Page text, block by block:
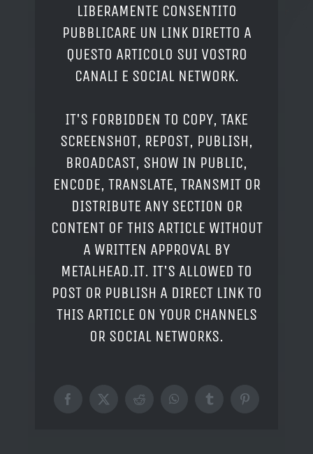
LIBERAMENTE CONSENTITO
PUBBLICARE UN LINK DIRETTO A
QUESTO ARTICOLO SUI VOSTRO
CANALI E SOCIAL NETWORK.
IT'S FORBIDDEN TO COPY, TAKE
SCREENSHOT, REPOST, PUBLISH,
BROADCAST, SHOW IN PUBLIC,
ENCODE, TRANSLATE, TRANSMIT OR
DISTRIBUTE ANY SECTION OR
CONTENT OF THIS ARTICLE WITHOUT
A WRITTEN APPROVAL BY
METALHEAD.IT. IT'S ALLOWED TO
POST OR PUBLISH A DIRECT LINK TO
THIS ARTICLE ON YOUR CHANNELS
OR SOCIAL NETWORKS.
Facebook
X RedditWhatsAppTumblrPinterest